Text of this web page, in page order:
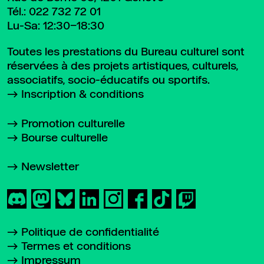
Tél.: 022 732 72 01
Lu-Sa: 12:30–18:30
Toutes les prestations du Bureau culturel sont
réservées à des projets artistiques, culturels,
associatifs, socio-éducatifs ou sportifs.
Inscription & conditions
Promotion culturelle
Bourse culturelle
Newsletter
Politique de confidentialité
Termes et conditions
Impressum